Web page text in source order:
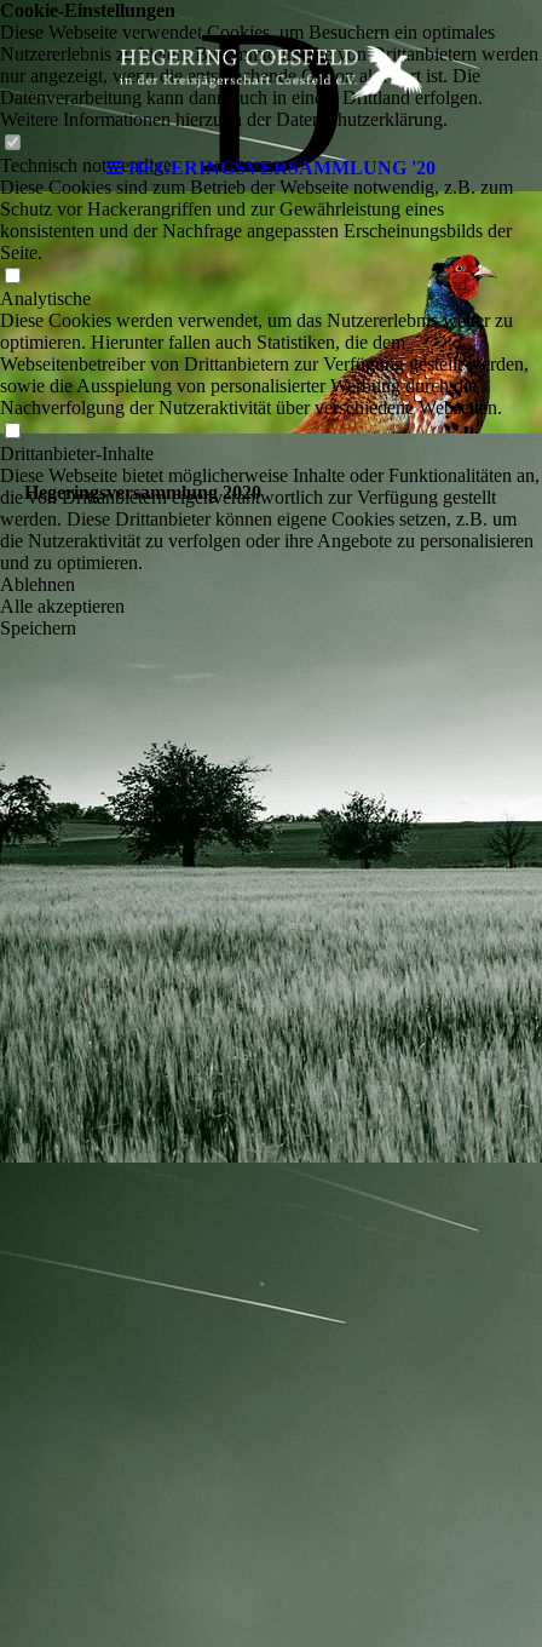
HEGERINGSVERSAMMLUNG '20
D
Hegeringsversammlung 2020
Cookie-Einstellungen
Diese Webseite verwendet Cookies, um Besuchern ein optimales
Nutzererlebnis zu bieten. Bestimmte Inhalte von Drittanbietern werden
nur angezeigt, wenn die entsprechende Option aktiviert ist. Die
Datenverarbeitung kann dann auch in einem Drittland erfolgen.
Weitere Informationen hierzu in der Datenschutzerklärung.
Technisch notwendige
Diese Cookies sind zum Betrieb der Webseite notwendig, z.B. zum
Schutz vor Hackerangriffen und zur Gewährleistung eines
konsistenten und der Nachfrage angepassten Erscheinungsbilds der
Seite.
Analytische
Diese Cookies werden verwendet, um das Nutzererlebnis weiter zu
optimieren. Hierunter fallen auch Statistiken, die dem
Webseitenbetreiber von Drittanbietern zur Verfügung gestellt werden,
sowie die Ausspielung von personalisierter Werbung durch die
Nachverfolgung der Nutzeraktivität über verschiedene Webseiten.
Drittanbieter-Inhalte
Diese Webseite bietet möglicherweise Inhalte oder Funktionalitäten an,
die von Drittanbietern eigenverantwortlich zur Verfügung gestellt
werden. Diese Drittanbieter können eigene Cookies setzen, z.B. um
die Nutzeraktivität zu verfolgen oder ihre Angebote zu personalisieren
und zu optimieren.
Ablehnen
Alle akzeptieren
Speichern